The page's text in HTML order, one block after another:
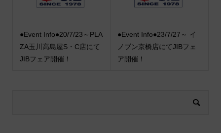
●Event Info●20/7/23～PLA
ZA玉川高島屋S・C店にて
JIBフェア開催！
●Event Info●23/7/27～ イ
ノブン京橋店にてJIBフェ
ア開催！